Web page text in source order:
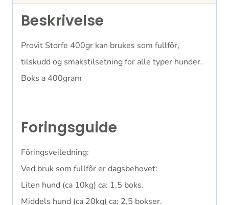
Beskrivelse
Provit Storfe 400gr kan brukes som fullfôr,
tilskudd og smakstilsetning for alle typer hunder.
Boks a 400gram
Foringsguide
Fôringsveiledning:
Ved bruk som fullfôr er dagsbehovet:
Liten hund (ca 10kg) ca: 1,5 boks.
Middels hund (ca 20kg) ca: 2,5 bokser.